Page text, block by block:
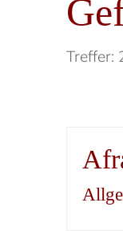
Treffer: